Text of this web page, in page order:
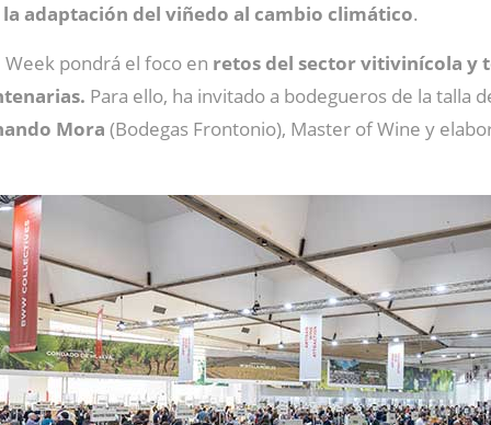
adaptación del viñedo al cambio climático.
pondrá el foco en retos del sector vitivinícola y
Para ello, ha invitado a bodegueros de la talla
Mora (Bodegas Frontonio), Master of Wine y